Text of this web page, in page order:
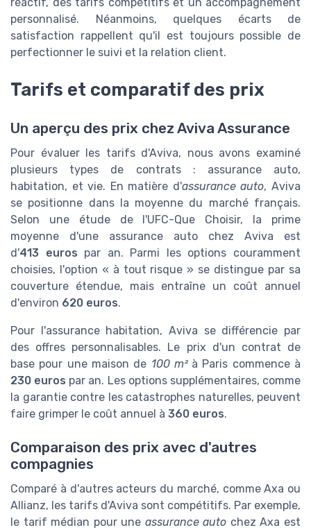
personnalisé. Néanmoins, quelques écarts de
satisfaction rappellent qu'il est toujours possible de
perfectionner le suivi et la relation client.
Tarifs et comparatif des prix
Un aperçu des prix chez Aviva Assurance
Pour évaluer les tarifs d'Aviva, nous avons examiné
plusieurs types de contrats : assurance auto,
habitation, et vie. En matière d'assurance auto, Aviva
se positionne dans la moyenne du marché français.
Selon une étude de l'UFC-Que Choisir, la prime
moyenne d'une assurance auto chez Aviva est
d'413 euros par an. Parmi les options couramment
choisies, l'option « à tout risque » se distingue par sa
couverture étendue, mais entraîne un coût annuel
d'environ 620 euros.
Pour l'assurance habitation, Aviva se différencie par
des offres personnalisables. Le prix d'un contrat de
base pour une maison de 100 m²à Paris commence à
230 euros par an. Les options supplémentaires, comme
la garantie contre les catastrophes naturelles, peuvent
faire grimper le coût annuel à 360 euros.
Comparaison des prix avec d'autres
compagnies
Comparé à d'autres acteurs du marché, comme Axa ou
Allianz, les tarifs d'Aviva sont compétitifs. Par exemple,
le tarif médian pour une assurance auto chez Axa est